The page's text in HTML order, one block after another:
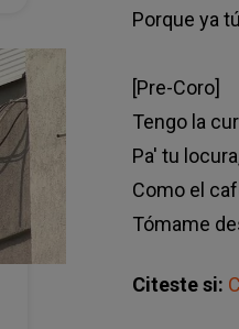
Porque ya
[Pre-Coro]
Tengo la
Pa' tu
Como el
Tómame
Citeste si: